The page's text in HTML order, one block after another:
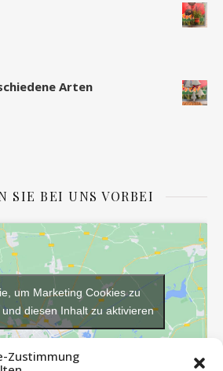
Zustimmung
Arten
SIE BEI UNS VORBEI
um Marketing Cookies zu
diesen Inhalt zu aktivieren